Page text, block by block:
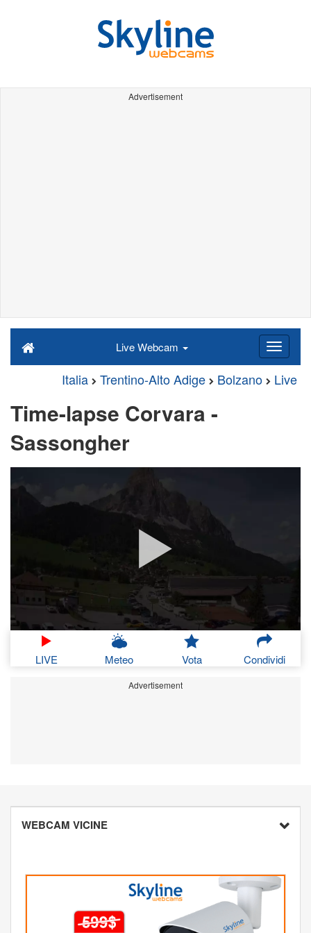
Advertisement
Live Webcam
Italia Trentino-Alto Adige Bolzano Live
Time-lapse Corvara -
Sassongher
LIVE Meteo Vota Condividi
Advertisement
WEBCAM VICINE